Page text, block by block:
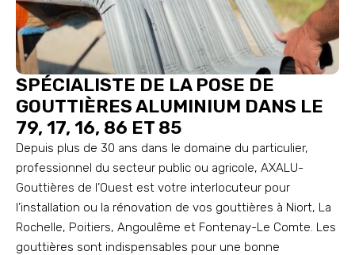
SPÉCIALISTE DE LA POSE DE
GOUTTIÈRES ALUMINIUM DANS LE
79, 17, 16, 86 ET 85
Depuis plus de 30 ans dans le domaine du particulier,
professionnel du secteur public ou agricole, AXALU-
Gouttières de l’Ouest est votre interlocuteur pour
l’installation ou la rénovation de vos gouttières à Niort, La
Rochelle, Poitiers, Angoulême et Fontenay-Le Comte. Les
gouttières sont indispensables pour une bonne